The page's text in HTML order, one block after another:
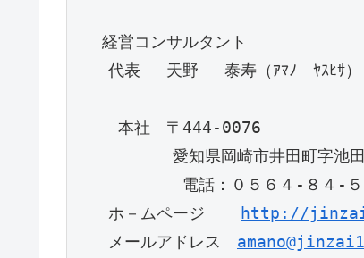
経営コンサルタント
代表　 天野 　泰寿（ｱﾏﾉ　ﾔｽﾋｻ）
本社　〒444-0076
愛知県岡崎市井田町字池田
電話：０５６４-８４-５
ホ－ムページ http://
メールアドレス